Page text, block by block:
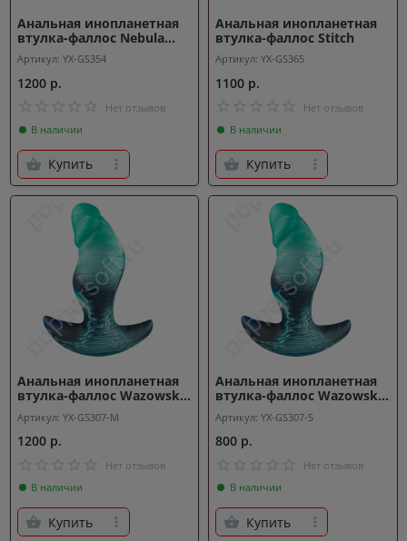
Анальная инопланетная
втулка-фаллос Nebula
Dick Plug S
Артикул: YX-GS354
1200 р.
Нет отзывов
В наличии
Купить
Анальная инопланетная
втулка-фаллос Stitch
Артикул: YX-GS365
1100 р.
Нет отзывов
В наличии
Купить
Анальная инопланетная
втулка-фаллос Wazowski
M
Артикул: YX-GS307-M
1200 р.
Нет отзывов
В наличии
Купить
Анальная инопланетная
втулка-фаллос Wazowski
S
Артикул: YX-GS307-S
800 р.
Нет отзывов
В наличии
Купить